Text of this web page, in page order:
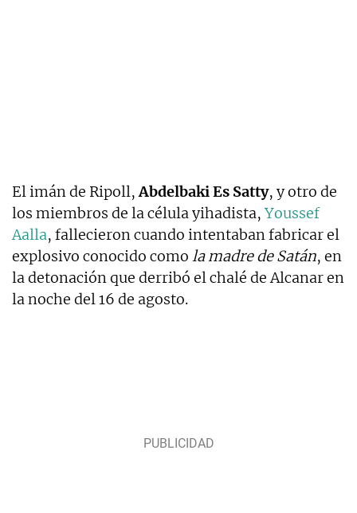
El imán de Ripoll,Abdelbaki Es Satty, y otro de
los miembros de la célula yihadista,Youssef
Aalla, fallecieron cuando intentaban fabricar el
explosivo conocido como la madre de Satán, en
la detonación que derribó el chalé de Alcanar en
la noche del 16 de agosto.